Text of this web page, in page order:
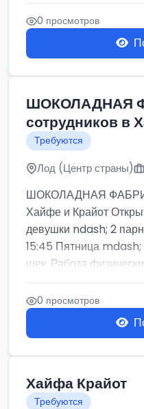
0 просмотров
ШОКОЛАДНАЯ
сотрудников в
Требуются
Лод (Центр страны)
ШОКОЛАДНАЯ
Хайфе и Крайот
девушки ndash; 2
15:45 Пятница
шек. Работа физически
0 просмотров
Хайфа Крайот
Требуются